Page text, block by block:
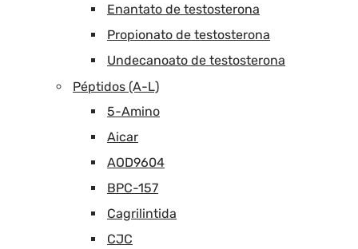
Enantato de testosterona
Propionato de testosterona
Undecanoato de testosterona
Péptidos (A-L)
5-Amino
Aicar
AOD9604
BPC-157
Cagrilintida
CJC